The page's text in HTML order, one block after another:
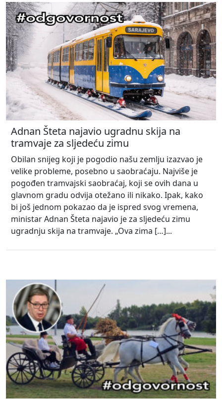
Adnan Šteta najavio ugradnu skija na
tramvaje za sljedeću zimu
Obilan snijeg koji je pogodio našu zemlju izazvao je
velike probleme, posebno u saobraćaju. Najviše je
pogođen tramvajski saobraćaj, koji se ovih dana u
glavnom gradu odvija otežano ili nikako. Ipak, kako
bi još jednom pokazao da je ispred svog vremena,
ministar Adnan Šteta najavio je za sljedeću zimu
ugradnju skija na tramvaje. „Ova zima […]...